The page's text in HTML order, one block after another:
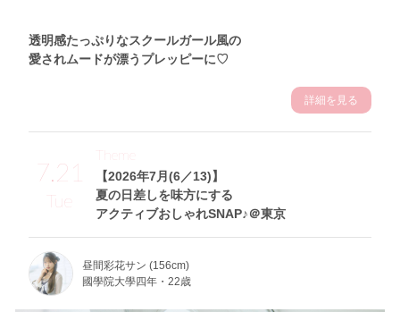
透明感たっぷりなスクールガール風の
愛されムードが漂うプレッピーに♡
詳細を見る
7.21
Tue
【2026年7月(6／13)】
夏の日差しを味方にする
アクティブおしゃれSNAP♪＠東京
Theme
昼間彩花サン (156cm)
國學院大學四年・22歳